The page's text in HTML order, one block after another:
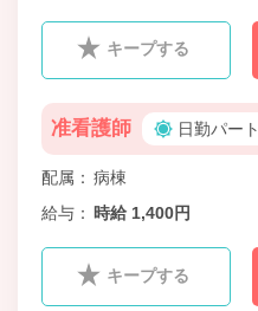
キープする
准看護師 日勤パート
配属
病棟
給与
時給 1,400円
キープする